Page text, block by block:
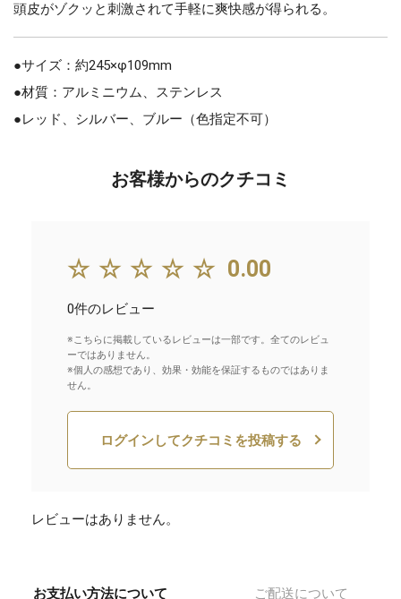
頭皮がゾクッと刺激されて手軽に爽快感が得られる。
●サイズ：約245×φ109mm
●材質：アルミニウム、ステンレス
●レッド、シルバー、ブルー（色指定不可）
お客様からのクチコミ
☆☆☆☆☆ 0.00
0件のレビュー
※こちらに掲載しているレビューは一部です。全てのレビュ
ーではありません。
※個人の感想であり、効果・効能を保証するものではありま
せん。
ログインしてクチコミを投稿する
レビューはありません。
お支払い方法について ご配送について